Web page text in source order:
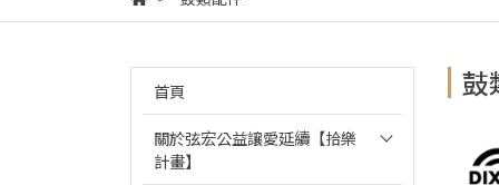
首頁
關於弦宏公益讓愛延續【拾樂
計畫】
鼓